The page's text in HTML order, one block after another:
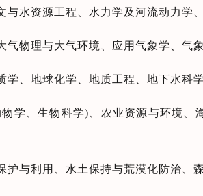
与水资源工程、水力学及河流动力学
气物理与大气环境、应用气象学、气象
学、地球化学、地质工程、地下水科
物学、生物科学)、农业资源与环境
护与利用、水土保持与荒漠化防治、